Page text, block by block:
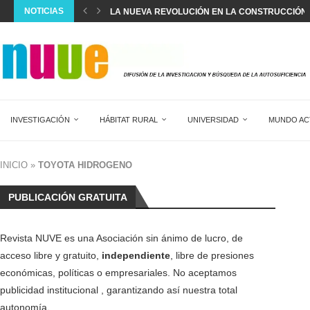
NOTICIAS LA NUEVA REVOLUCIÓN EN LA CONSTRUCCIÓN
INVESTIGACIÓN HÁBITAT RURAL UNIVERSIDAD MUNDO
INICIO » TOYOTA HIDROGENO
PUBLICACIÓN GRATUITA
Revista NUVE es una Asociación sin ánimo de lucro, de
acceso libre y gratuito, independiente , libre de presiones
económicas, políticas o empresariales. No aceptamos
publicidad institucional , garantizando así nuestra total
autonomía.